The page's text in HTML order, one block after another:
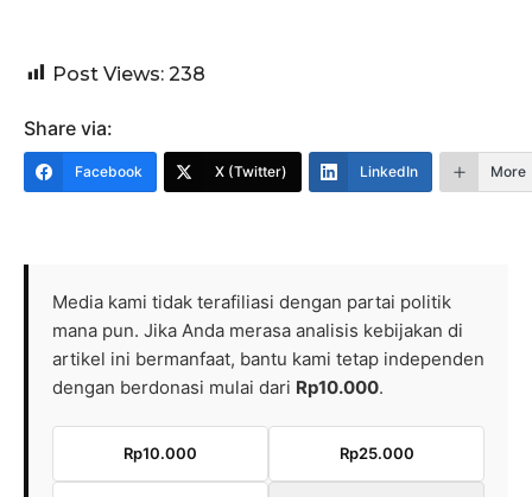
Post Views: 238
Share via:
Facebook X (Twitter) LinkedIn More
Media kami tidak terafiliasi dengan partai politik
mana pun. Jika Anda merasa analisis kebijakan di
artikel ini bermanfaat, bantu kami tetap independen
dengan berdonasi mulai dari Rp10.000.
Rp10.000 Rp25.000